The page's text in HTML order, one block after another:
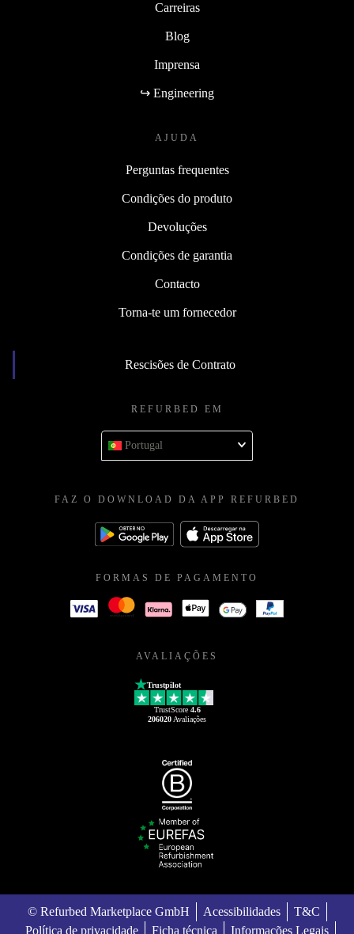
Carreiras
Blog
Imprensa
↪ Engineering
AJUDA
Perguntas frequentes
Condições do produto
Devoluções
Condições de garantia
Contacto
Torna-te um fornecedor
Rescisões de Contrato
REFURBED EM
Portugal
FAZ O DOWNLOAD DA APP REFURBED
FORMAS DE PAGAMENTO
AVALIAÇÕES
Trustpilot
TrustScore 4.6
206020 Avaliações
© Refurbed Marketplace GmbH Acessibilidades
T&C
Política de privacidade
Ficha técnica Informações Legais